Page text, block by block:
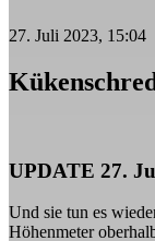
27. Juli 2023,
UPDATE 27.
Und sie tun es
Höhenmeter